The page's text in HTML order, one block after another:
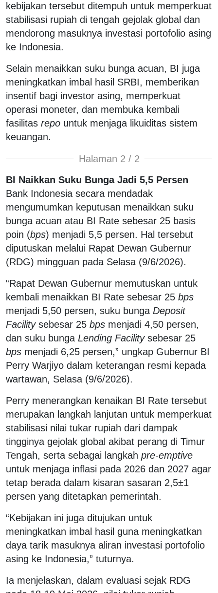
kebijakan tersebut ditempuh untuk memperkuat
stabilisasi rupiah di tengah gejolak global dan
mendorong masuknya investasi portofolio asing
ke Indonesia.
Selain menaikkan suku bunga acuan, BI juga
meningkatkan imbal hasil SRBI, memberikan
insentif bagi investor asing, memperkuat
operasi moneter, dan membuka kembali
fasilitas repo untuk menjaga likuiditas sistem
keuangan.
Halaman 2 / 2
BI Naikkan Suku Bunga Jadi 5,5 Persen
Bank Indonesia secara mendadak
mengumumkan keputusan menaikkan suku
bunga acuan atau BI Rate sebesar 25 basis
poin (bps) menjadi 5,5 persen. Hal tersebut
diputuskan melalui Rapat Dewan Gubernur
(RDG) mingguan pada Selasa (9/6/2026).
“Rapat Dewan Gubernur memutuskan untuk
kembali menaikkan BI Rate sebesar 25 bps
menjadi 5,50 persen, suku bunga Deposit
Facilitysebesar 25 bps menjadi 4,50 persen,
dan suku bunga Lending Facilitysebesar 25
bps menjadi 6,25 persen,” ungkap Gubernur BI
Perry Warjiyo dalam keterangan resmi kepada
wartawan, Selasa (9/6/2026).
Perry menerangkan kenaikan BI Rate tersebut
merupakan langkah lanjutan untuk memperkuat
stabilisasi nilai tukar rupiah dari dampak
tingginya gejolak global akibat perang di Timur
Tengah, serta sebagai langkah pre-emptive
untuk menjaga inflasi pada 2026 dan 2027 agar
tetap berada dalam kisaran sasaran 2,5±1
persen yang ditetapkan pemerintah.
“Kebijakan ini juga ditujukan untuk
meningkatkan imbal hasil guna meningkatkan
daya tarik masuknya aliran investasi portofolio
asing ke Indonesia,” tuturnya.
Ia menjelaskan, dalam evaluasi sejak RDG